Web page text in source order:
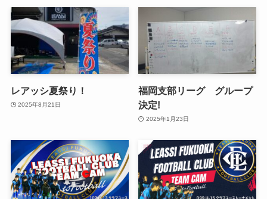
レアッシ夏祭り！
2025年8月21日
福岡支部リーグ グループ
決定!
2025年1月23日